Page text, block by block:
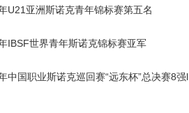
亚洲斯诺克青年锦标赛第五名
世界青年斯诺克锦标赛亚军
国职业斯诺克巡回赛“远东杯”总决赛8强l